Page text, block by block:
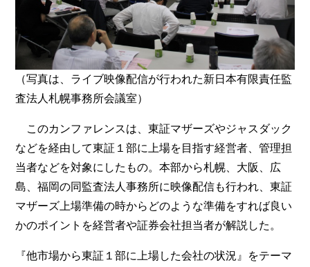
（写真は、ライブ映像配信が行われた新日本有限責任監
査法人札幌事務所会議室）
このカンファレンスは、東証マザーズやジャスダック
などを経由して東証１部に上場を目指す経営者、管理担
当者などを対象にしたもの。本部から札幌、大阪、広
島、福岡の同監査法人事務所に映像配信も行われ、東証
マザーズ上場準備の時からどのような準備をすれば良い
かのポイントを経営者や証券会社担当者が解説した。
『他市場から東証１部に上場した会社の状況』をテーマ